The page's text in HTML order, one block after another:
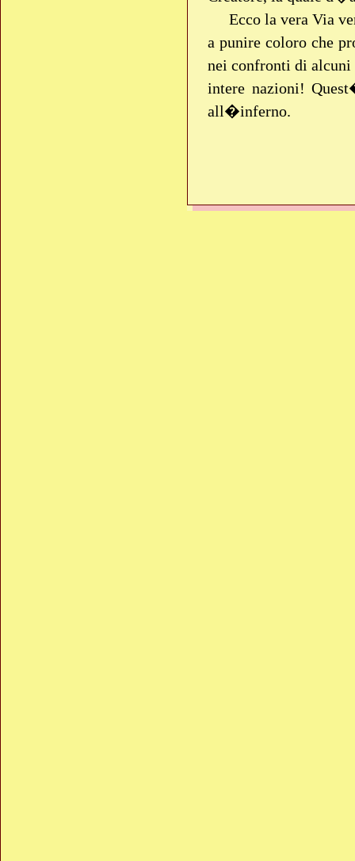
Ecco la vera Via
a punire coloro che
nei confronti di
intere nazioni!
all�inferno.